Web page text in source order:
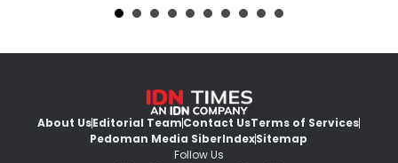
About UsEditorial TeamContact UsTerms of Services
Pedoman Media SiberIndexSitemap
Follow Us